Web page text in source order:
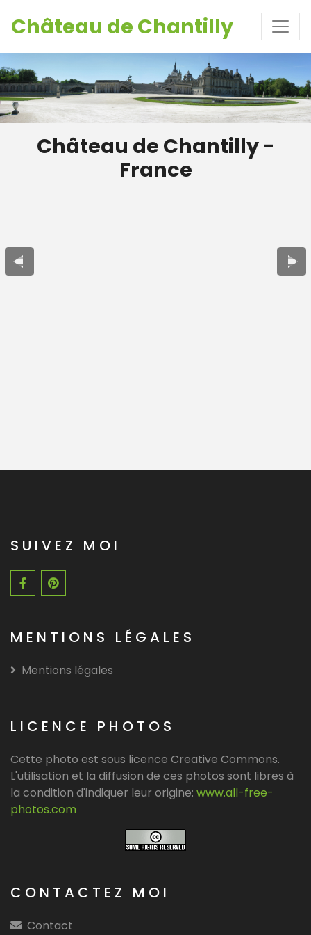
Château de Chantilly
Château de Chantilly -
France
SUIVEZ MOI
MENTIONS LÉGALES
Mentions légales
LICENCE PHOTOS
Cette photo est sous licence Creative Commons.
L'utilisation et la diffusion de ces photos sont libres à
la condition d'indiquer leur origine: www.all-free-
photos.com
CONTACTEZ MOI
Contact